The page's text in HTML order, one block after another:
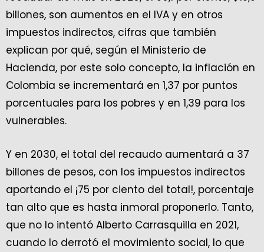
billones, son aumentos en el IVA y en otros
impuestos indirectos, cifras que también
explican por qué, según el Ministerio de
Hacienda, por este solo concepto, la inflación en
Colombia se incrementará en 1,37 por puntos
porcentuales para los pobres y en 1,39 para los
vulnerables.
Y en 2030, el total del recaudo aumentará a 37
billones de pesos, con los impuestos indirectos
aportando el ¡75 por ciento del total!, porcentaje
tan alto que es hasta inmoral proponerlo. Tanto,
que no lo intentó Alberto Carrasquilla en 2021,
cuando lo derrotó el movimiento social, lo que